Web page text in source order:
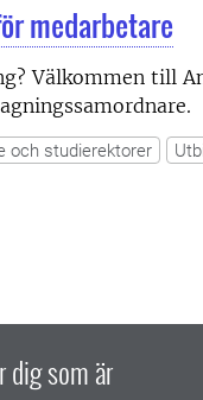
medarbetare
Välkommen till
och studierektorer
dig som är